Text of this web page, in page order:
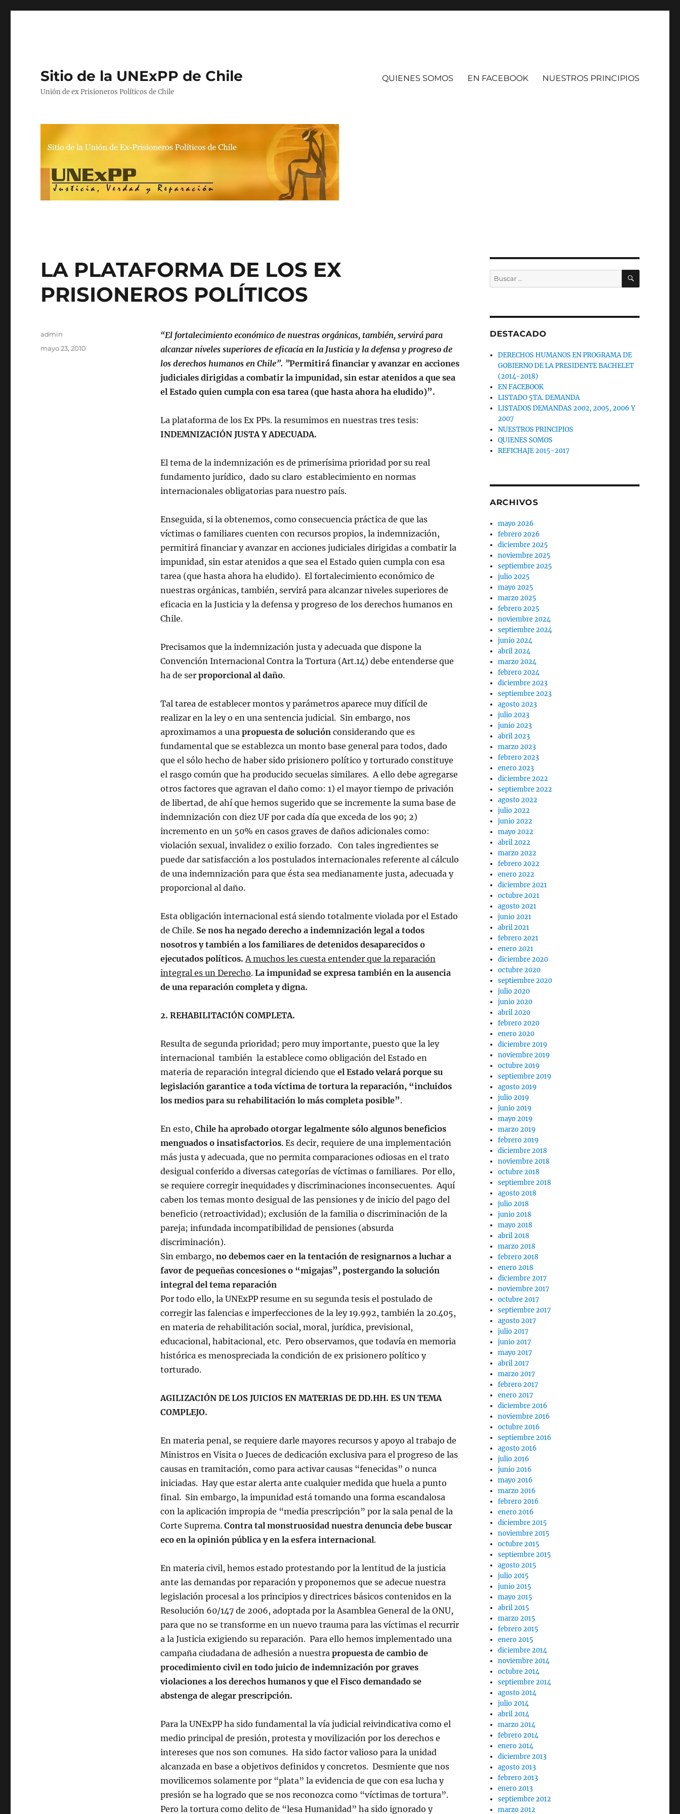
Sitio de la UNExPP de Chile
Unión de ex Prisioneros Políticos de Chile
QUIENES SOMOS EN FACEBOOK NUESTROS PRINCIPIOS
LA PLATAFORMA DE LOS EX
PRISIONEROS POLÍTICOS
“El fortalecimiento económico de nuestras orgánicas, también, servirá para
alcanzar niveles superiores de eficacia en la Justicia y la defensa y progreso de
los derechos humanos en Chile”. ”Permitirá financiar y avanzar en acciones
judiciales dirigidas a combatir la impunidad, sin estar atenidos a que sea
el Estado quien cumpla con esa tarea (que hasta ahora ha eludido)”.
La plataforma de los Ex PPs. la resumimos en nuestras tres tesis:
INDEMNIZACIÓN JUSTA Y ADECUADA.
El tema de la indemnización es de primerísima prioridad por su real
fundamento jurídico, dado su claro establecimiento en normas
internacionales obligatorias para nuestro país.
Enseguida, si la obtenemos, como consecuencia práctica de que las
víctimas o familiares cuenten con recursos propios, la indemnización,
permitirá financiar y avanzar en acciones judiciales dirigidas a combatir la
impunidad, sin estar atenidos a que sea el Estado quien cumpla con esa
tarea (que hasta ahora ha eludido). El fortalecimiento económico de
nuestras orgánicas, también, servirá para alcanzar niveles superiores de
eficacia en la Justicia y la defensa y progreso de los derechos humanos en
Chile.
Precisamos que la indemnización justa y adecuada que dispone la
Convención Internacional Contra la Tortura (Art.14) debe entenderse que
ha de ser proporcional al daño.
Tal tarea de establecer montos y parámetros aparece muy difícil de
realizar en la ley o en una sentencia judicial. Sin embargo, nos
aproximamos a una propuesta de solución considerando que es
fundamental que se establezca un monto base general para todos, dado
que el sólo hecho de haber sido prisionero político y torturado constituye
el rasgo común que ha producido secuelas similares. A ello debe agregarse
otros factores que agravan el daño como: 1) el mayor tiempo de privación
de libertad, de ahí que hemos sugerido que se incremente la suma base de
indemnización con diez UF por cada día que exceda de los 90; 2)
incremento en un 50% en casos graves de daños adicionales como:
violación sexual, invalidez o exilio forzado. Con tales ingredientes se
puede dar satisfacción a los postulados internacionales referente al cálculo
de una indemnización para que ésta sea medianamente justa, adecuada y
proporcional al daño.
Esta obligación internacional está siendo totalmente violada por el Estado
de Chile. Se nos ha negado derecho a indemnización legal a todos
nosotros y también a los familiares de detenidos desaparecidos o
ejecutados políticos. A muchos les cuesta entender que la reparación
integral es un Derecho.La impunidad se expresa también en la ausencia
de una reparación completa y digna.
2. REHABILITACIÓN COMPLETA.
Resulta de segunda prioridad; pero muy importante, puesto que la ley
internacional también la establece como obligación del Estado en
materia de reparación integral diciendo que el Estado velará porque su
legislación garantice a toda víctima de tortura la reparación, “incluidos
los medios para su rehabilitación lo más completa posible”.
En esto, Chile ha aprobado otorgar legalmente sólo algunos beneficios
menguados o insatisfactorios. Es decir, requiere de una implementación
más justa y adecuada, que no permita comparaciones odiosas en el trato
desigual conferido a diversas categorías de víctimas o familiares. Por ello,
se requiere corregir inequidades y discriminaciones inconsecuentes. Aquí
caben los temas monto desigual de las pensiones y de inicio del pago del
beneficio (retroactividad); exclusión de la familia o discriminación de la
pareja; infundada incompatibilidad de pensiones (absurda
discriminación).
Sin embargo, no debemos caer en la tentación de resignarnos a luchar a
favor de pequeñas concesiones o “migajas”, postergando la solución
integral del tema reparación
Por todo ello, la UNExPP resume en su segunda tesis el postulado de
corregir las falencias e imperfecciones de la ley 19.992, también la 20.405,
en materia de rehabilitación social, moral, jurídica, previsional,
educacional, habitacional, etc. Pero observamos, que todavía en memoria
histórica es menospreciada la condición de ex prisionero político y
torturado.
AGILIZACIÓN DE LOS JUICIOS EN MATERIAS DE DD.HH. ES UN TEMA
COMPLEJO.
En materia penal, se requiere darle mayores recursos y apoyo al trabajo de
Ministros en Visita o Jueces de dedicación exclusiva para el progreso de las
causas en tramitación, como para activar causas “fenecidas” o nunca
iniciadas. Hay que estar alerta ante cualquier medida que huela a punto
final. Sin embargo, la impunidad está tomando una forma escandalosa
con la aplicación impropia de “media prescripción” por la sala penal de la
Corte Suprema. Contra tal monstruosidad nuestra denuncia debe buscar
eco en la opinión pública y en la esfera internacional.
En materia civil, hemos estado protestando por la lentitud de la justicia
ante las demandas por reparación y proponemos que se adecue nuestra
legislación procesal a los principios y directrices básicos contenidos en la
Resolución 60/147 de 2006, adoptada por la Asamblea General de la ONU,
para que no se transforme en un nuevo trauma para las víctimas el recurrir
a la Justicia exigiendo su reparación. Para ello hemos implementado una
campaña ciudadana de adhesión a nuestra propuesta de cambio de
procedimiento civil en todo juicio de indemnización por graves
violaciones a los derechos humanos y que el Fisco demandado se
abstenga de alegar prescripción.
Para la UNExPP ha sido fundamental la vía judicial reivindicativa como el
medio principal de presión, protesta y movilización por los derechos e
intereses que nos son comunes. Ha sido factor valioso para la unidad
alcanzada en base a objetivos definidos y concretos. Desmiente que nos
movilicemos solamente por “plata” la evidencia de que con esa lucha y
presión se ha logrado que se nos reconozca como “víctimas de tortura”.
Pero la tortura como delito de “lesa Humanidad” ha sido ignorado y
Autor
admin
Publicado
mayo 23, 2010
Buscar
por:
BUSCAR
DESTACADO
DERECHOS HUMANOS EN PROGRAMA DE
GOBIERNO DE LA PRESIDENTE BACHELET
(2014-2018)
EN FACEBOOK
LISTADO 5TA. DEMANDA
LISTADOS DEMANDAS 2002, 2005, 2006 Y
2007
NUESTROS PRINCIPIOS
QUIENES SOMOS
REFICHAJE 2015-2017
ARCHIVOS
mayo 2026
febrero 2026
diciembre 2025
noviembre 2025
septiembre 2025
julio 2025
mayo 2025
marzo 2025
febrero 2025
noviembre 2024
septiembre 2024
junio 2024
abril 2024
marzo 2024
febrero 2024
diciembre 2023
septiembre 2023
agosto 2023
julio 2023
junio 2023
abril 2023
marzo 2023
febrero 2023
enero 2023
diciembre 2022
septiembre 2022
agosto 2022
julio 2022
junio 2022
mayo 2022
abril 2022
marzo 2022
febrero 2022
enero 2022
diciembre 2021
octubre 2021
agosto 2021
junio 2021
abril 2021
febrero 2021
enero 2021
diciembre 2020
octubre 2020
septiembre 2020
julio 2020
junio 2020
abril 2020
febrero 2020
enero 2020
diciembre 2019
noviembre 2019
octubre 2019
septiembre 2019
agosto 2019
julio 2019
junio 2019
mayo 2019
marzo 2019
febrero 2019
diciembre 2018
noviembre 2018
octubre 2018
septiembre 2018
agosto 2018
julio 2018
junio 2018
mayo 2018
abril 2018
marzo 2018
febrero 2018
enero 2018
diciembre 2017
noviembre 2017
octubre 2017
septiembre 2017
agosto 2017
julio 2017
junio 2017
mayo 2017
abril 2017
marzo 2017
febrero 2017
enero 2017
diciembre 2016
noviembre 2016
octubre 2016
septiembre 2016
agosto 2016
julio 2016
junio 2016
mayo 2016
marzo 2016
febrero 2016
enero 2016
diciembre 2015
noviembre 2015
octubre 2015
septiembre 2015
agosto 2015
julio 2015
junio 2015
mayo 2015
abril 2015
marzo 2015
febrero 2015
enero 2015
diciembre 2014
noviembre 2014
octubre 2014
septiembre 2014
agosto 2014
julio 2014
abril 2014
marzo 2014
febrero 2014
enero 2014
diciembre 2013
agosto 2013
febrero 2013
enero 2013
septiembre 2012
marzo 2012